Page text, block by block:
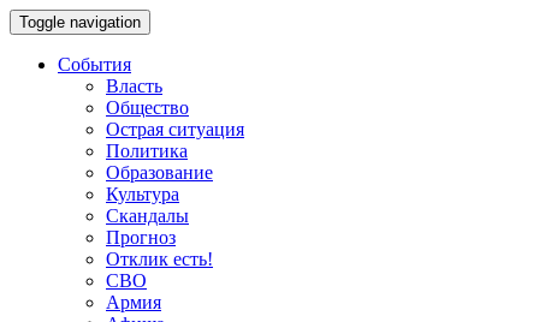
Toggle navigation
События
Власть
Общество
Острая ситуация
Политика
Образование
Культура
Скандалы
Прогноз
Отклик есть!
СВО
Армия